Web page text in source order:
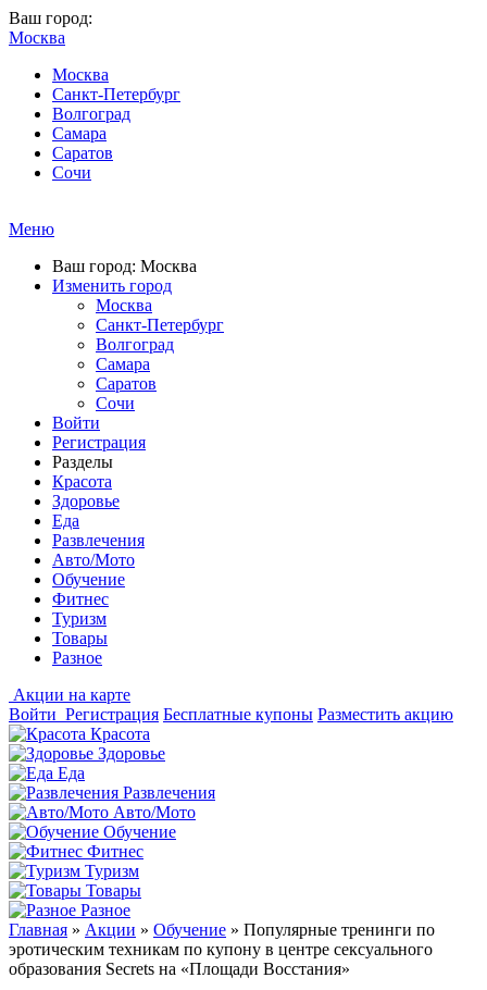
Ваш город:
Москва
Москва
Санкт-Петербург
Волгоград
Самара
Саратов
Сочи
Меню
Ваш город: Москва
Изменить город
Москва
Санкт-Петербург
Волгоград
Самара
Саратов
Сочи
Войти
Регистрация
Разделы
Красота
Здоровье
Еда
Развлечения
Авто/Мото
Обучение
Фитнес
Туризм
Товары
Разное
Акции на карте
Войти Регистрация Бесплатные купоны Разместить акцию
Красота
Здоровье
Еда
Развлечения
Авто/Мото
Обучение
Фитнес
Туризм
Товары
Разное
Главная » Акции » Обучение » Популярные тренинги по
эротическим техникам по купону в центре сексуального
образования Secrets на «Площади Восстания»